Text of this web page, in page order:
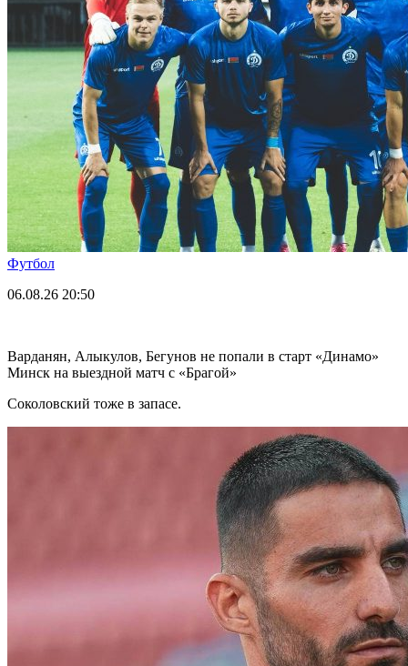
Футбол
06.08.26 20:50
Варданян, Алыкулов, Бегунов не попали в старт «Динамо»
Минск на выездной матч с «Брагой»
Соколовский тоже в запасе.